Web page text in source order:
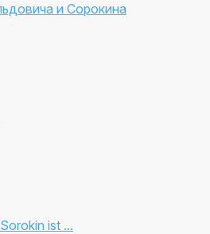
и Сорокина
ist ...